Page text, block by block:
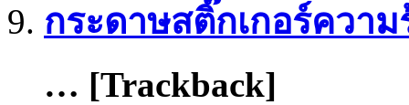
กระดาษสติ๊กเกอร์ควา
… [Trackback]